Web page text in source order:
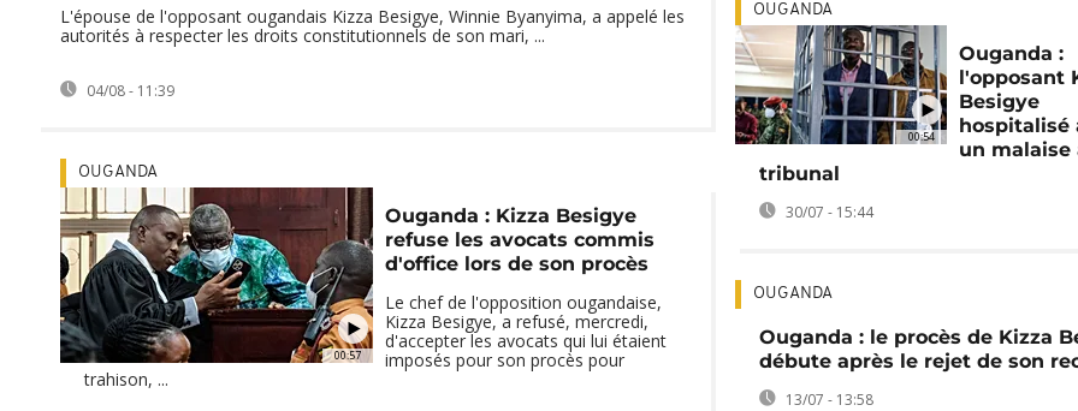
L'épouse de l'opposant ougandais Kizza Besigye, Winnie Byanyima, a appelé les
autorités à respecter les droits constitutionnels de son mari, ...
04/08 - 11:39
00:57
OUGANDA
Ouganda : Kizza Besigye
refuse les avocats commis
d'office lors de son procès
Le chef de l'opposition ougandaise,
Kizza Besigye, a refusé, mercredi,
d'accepter les avocats qui lui étaient
imposés pour son procès pour
trahison, ...
00:54
OUGANDA
Ouganda :
l'opposant
Besigye
hospitalisé
un malaise
tribunal
30/07 - 15:44
OUGANDA
Ouganda : le procès de Kizza
débute après le rejet de son
13/07 - 13:58